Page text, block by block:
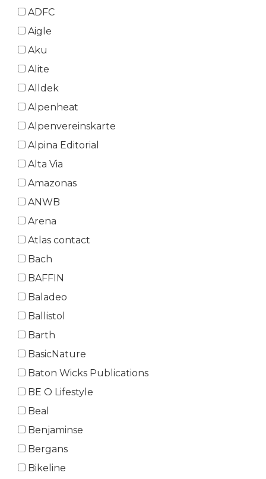
ADFC
Aigle
Aku
Alite
Alldek
Alpenheat
Alpenvereinskarte
Alpina Editorial
Alta Via
Amazonas
ANWB
Arena
Atlas contact
Bach
BAFFIN
Baladeo
Ballistol
Barth
BasicNature
Baton Wicks Publications
BE O Lifestyle
Beal
Benjaminse
Bergans
Bikeline